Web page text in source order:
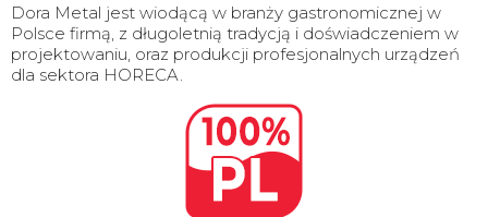
Dora Metal jest wiodącą w branży gastronomicznej w
Polsce firmą, z długoletnią tradycją i doświadczeniem w
projektowaniu, oraz produkcji profesjonalnych urządzeń
dla sektora HORECA.